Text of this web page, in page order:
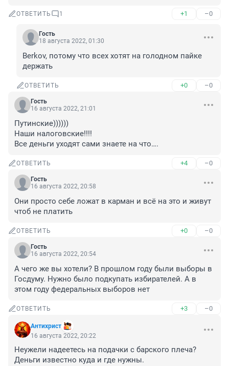
ОТВЕТИТЬ 1 +1 –0
Гость
18 августа 2022, 01:30
Berkov, потому что всех хотят на голодном пайке
держать
ОТВЕТИТЬ +0 –0
Гость
16 августа 2022, 21:01
Путинские))))))
Наши налоговские!!!!
Все деньги уходят сами знаете на что….
ОТВЕТИТЬ +4 –0
Гость
16 августа 2022, 20:58
Они просто себе ложат в карман и всё на это и живут
чтоб не платить
ОТВЕТИТЬ +0 –0
Гость
16 августа 2022, 20:54
А чего же вы хотели? В прошлом году были выборы в
Госдуму. Нужно было подкупать избирателей. А в
этом году федеральных выборов нет
ОТВЕТИТЬ +3 –0
Антихрист
16 августа 2022, 20:22
Неужели надеетесь на подачки с барского плеча?
Деньги известно куда и где нужны.